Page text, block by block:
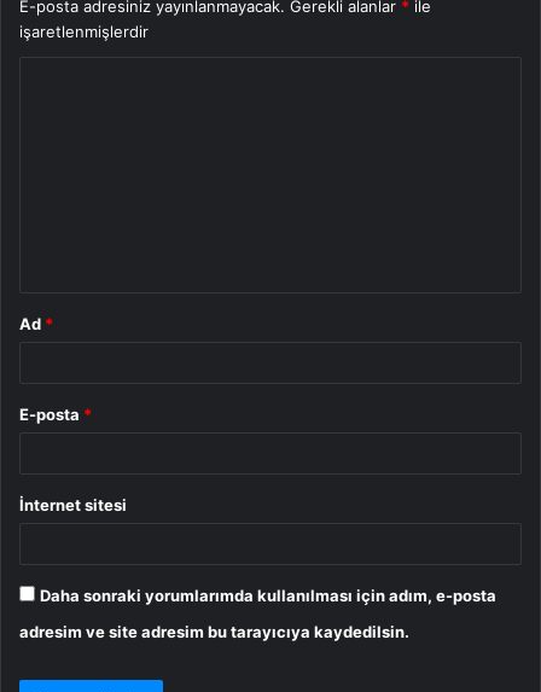
E-posta adresiniz yayınlanmayacak. Gerekli alanlar * ile
işaretlenmişlerdir
Ad *
E-posta *
İnternet sitesi
Daha sonraki yorumlarımda kullanılması için adım, e-posta
adresim ve site adresim bu tarayıcıya kaydedilsin.